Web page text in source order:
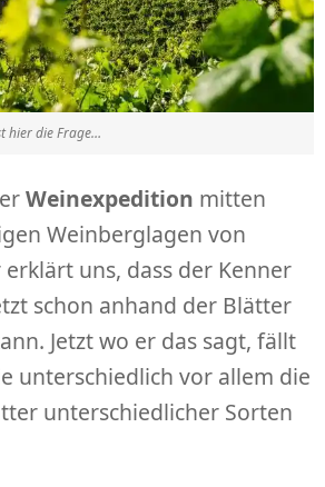
hier die Frage…
Weinexpedition mitten
Weinberglagen von
uns, dass der Kenner
schon anhand der Blätter
Jetzt wo er das sagt, fällt
unterschiedlich vor allem die
unterschiedlicher Sorten